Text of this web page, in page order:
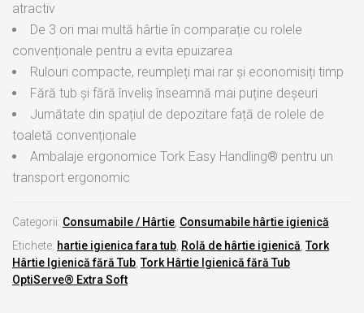
atractiv
De 3 ori mai multă hârtie în comparație cu rolele
convenționale pentru a evita epuizarea
Rulouri compacte, reumpleți mai rar și economisiți timp
Fără tub și fără înveliș înseamnă mai puține deșeuri
Jumătate din spațiul de depozitare față de rolele de
toaletă convenționale
Ambalaje ergonomice Tork Easy Handling® pentru un
transport ergonomic
Categorii: Consumabile / Hârtie Consumabile hârtie igienică
Etichete: hartie igienica fara tub Rolă de hârtie igienică Tork
Hârtie Igienică fără Tub Tork Hârtie Igienică fără Tub
OptiServe® Extra Soft